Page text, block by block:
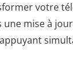
votre
mise à